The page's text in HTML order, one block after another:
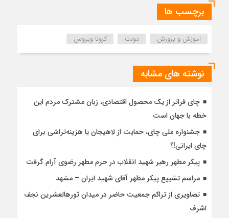
برچسب ها
اموزش و پرورش دولت کرونا ویروس
نوشته های مشابه
چای فراتر از یک محصول اقتصادی، زبان مشترک مردم این
خطه با جهان است
جشنواره ملی چای، حمایت از لاهیجان یا هزینه‌تراشی برای
چای ایرانی!؟
پیکر مطهر رهبر شهید انقلاب در حرم مطهر رضوی آرام گرفت
مراسم تشییع پیکر مطهر آقای شهید ایران – مشهد
تصاویری از تراکم جمعیت حاضر در میدان ثورهالعشرین نجف
اشرف